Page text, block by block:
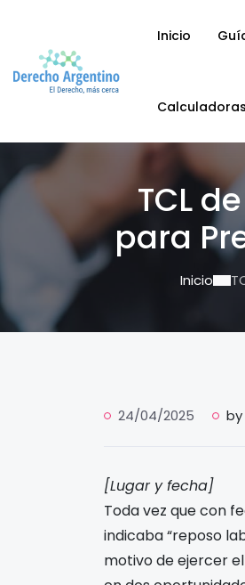
Inicio
Calculadoras
TCL
para
Inicio
24/04/2025 by
[Lugar y fecha]
Toda vez que con
indicaba “reposo
motivo de ejercer